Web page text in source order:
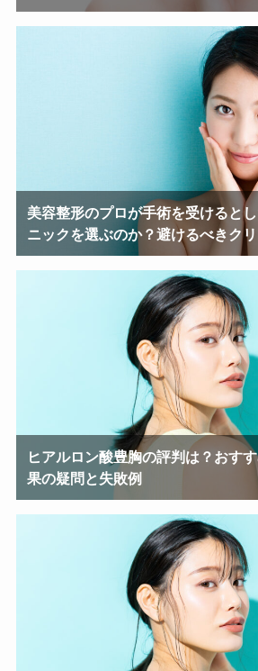
美容整形のプロが手術を受けると
ニックを選ぶのか？避けるべきク
ヒアルロン酸豊胸の評判は？おす
果の疑問と失敗例